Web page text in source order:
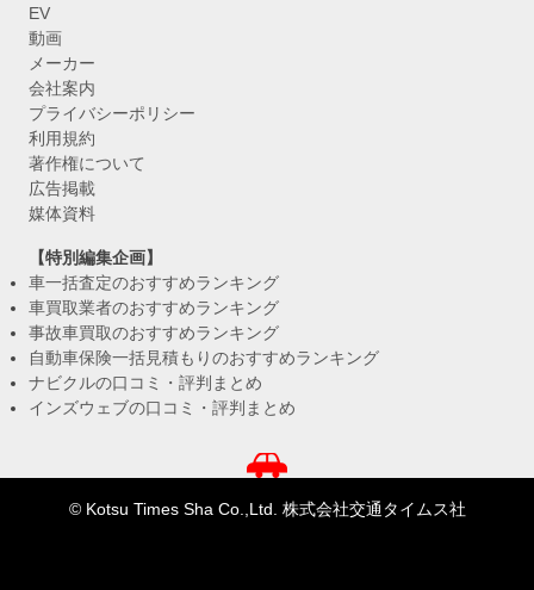
EV
動画
メーカー
会社案内
プライバシーポリシー
利用規約
著作権について
広告掲載
媒体資料
【特別編集企画】
車一括査定のおすすめランキング
車買取業者のおすすめランキング
事故車買取のおすすめランキング
自動車保険一括見積もりのおすすめランキング
ナビクルの口コミ・評判まとめ
インズウェブの口コミ・評判まとめ
© Kotsu Times Sha Co.,Ltd. 株式会社交通タイムス社